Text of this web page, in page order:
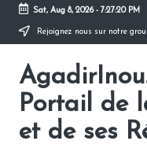
Skip
content
Sat, Aug 8, 2026- 7:27:20 PM
Rejoignez nous sur notre
Portail de
et de ses
Toute
l'actualité
ville